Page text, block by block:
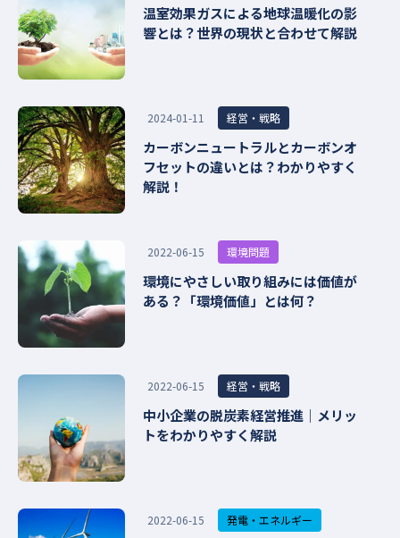
温室効果ガスによる地球温暖化の影
響とは？世界の現状と合わせて解説
2024-01-11 経営・戦略
カーボンニュートラルとカーボンオ
フセットの違いとは？わかりやすく
解説！
2022-06-15 環境問題
環境にやさしい取り組みには価値が
ある？「環境価値」とは何？
2022-06-15 経営・戦略
中小企業の脱炭素経営推進｜メリッ
トをわかりやすく解説
2022-06-15 発電・エネルギー